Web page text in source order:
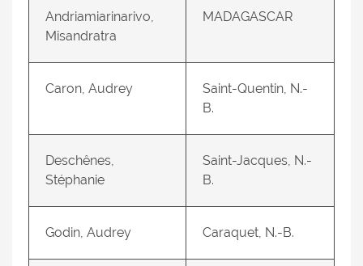
Andriamiarinarivo,
Misandratra
MADAGASCAR
Caron, Audrey
Saint-Quentin, N.-
B.
Deschênes,
Stéphanie
Saint-Jacques, N.-
B.
Godin, Audrey Caraquet, N.-B.